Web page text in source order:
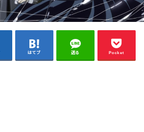
はてブ 送る Pocket